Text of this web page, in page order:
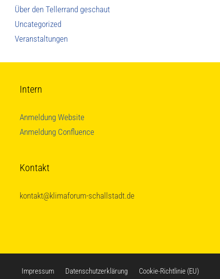
Über den Tellerrand geschaut
Uncategorized
Veranstaltungen
Intern
Anmeldung Website
Anmeldung Confluence
Kontakt
kontakt@klimaforum-schallstadt.de
Impressum Datenschutzerklärung Cookie-Richtlinie (EU)